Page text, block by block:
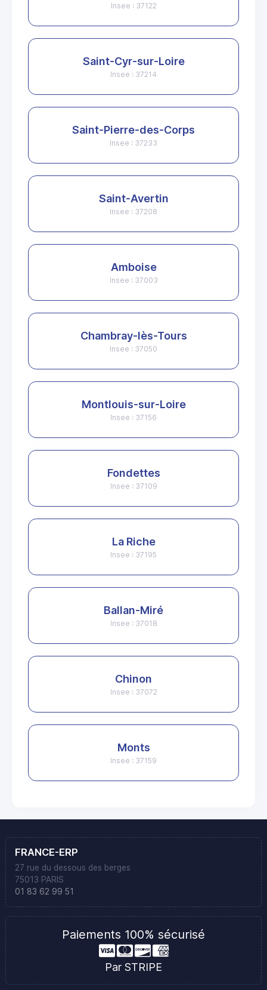
Insee : 37122
Saint-Cyr-sur-Loire
Insee : 37214
Saint-Pierre-des-Corps
Insee : 37233
Saint-Avertin
Insee : 37208
Amboise
Insee : 37003
Chambray-lès-Tours
Insee : 37050
Montlouis-sur-Loire
Insee : 37156
Fondettes
Insee : 37109
La Riche
Insee : 37195
Ballan-Miré
Insee : 37018
Chinon
Insee : 37072
Monts
Insee : 37159
FRANCE-ERP
27 rue du dessous des berges
75013 PARIS
01 83 62 99 51
Paiements 100% sécurisé
Par STRIPE